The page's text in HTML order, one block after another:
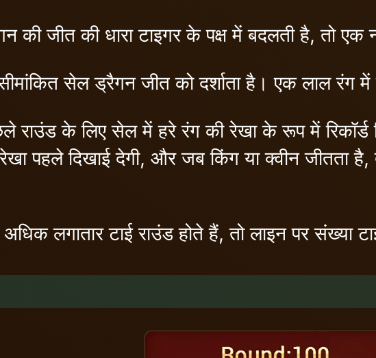
की जीत की धारा टाइगर के पक्ष में बदलती है, तो एक
सेल ड्रैगन जीत को दर्शाता है। एक लाल रंग में
राउंड के लिए सेल में हरे रंग की रेखा के रूप में रिकॉर्ड
रेखा पहले दिखाई देगी, और जब किंग या क्वीन जीतता है,
अधिक लगातार टाई राउंड होते हैं, तो लाइन पर संख्या